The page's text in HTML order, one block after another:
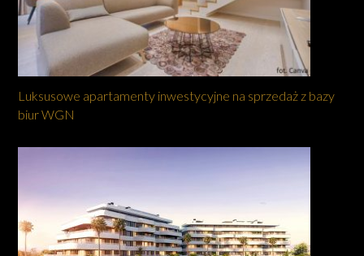
Luksusowe apartamenty inwestycyjne na sprzedaż z bazy
biur WGN